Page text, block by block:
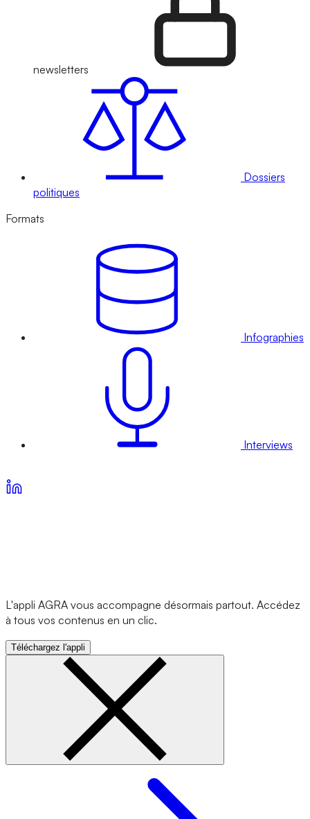
newsletters
Dossiers
politiques
Formats
Infographies
Interviews
L'appli AGRA vous accompagne désormais partout. Accédez
à tous vos contenus en un clic.
Téléchargez l'appli